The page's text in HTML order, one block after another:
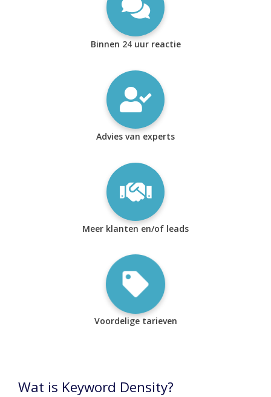
Binnen 24 uur reactie
Advies van experts
Meer klanten en/of leads
Voordelige tarieven
Wat is Keyword Density?